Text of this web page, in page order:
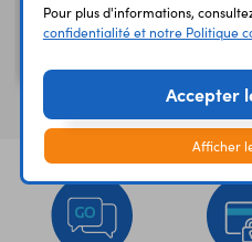
Disjoncteur réarmable
12A T9611P-12
Pour plus d'informations,
confidentialité et notre Politique
Accepter
Afficher